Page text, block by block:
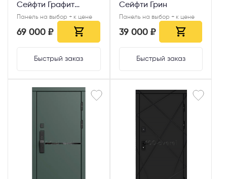
Сейфти Графит
Смарт
Панель на выбор + к цене
69 000 ₽
Быстрый заказ
Сейфти Грин
Панель на выбор + к цене
39 000 ₽
Быстрый заказ